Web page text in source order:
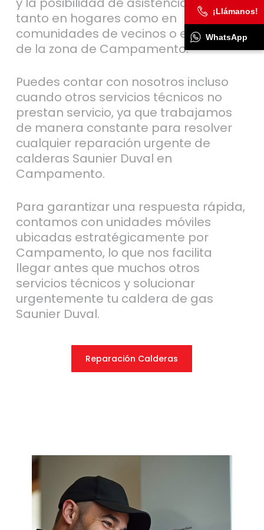
tanto en hogares como en
comunidades de vecinos o empresas
de la zona de Campamento.
Puedes contar con nosotros incluso
cuando otros servicios técnicos no
prestan servicio, ya que trabajamos
de manera constante para resolver
cualquier reparación urgente de
calderas Saunier Duval en
Campamento.
Para garantizar una respuesta rápida,
contamos con unidades móviles
ubicadas estratégicamente por
Campamento, lo que nos facilita
llegar antes que muchos otros
servicios técnicos y solucionar
urgentemente tu caldera de gas
Saunier Duval.
Reparación Calderas
¡Llámanos!
WhatsApp